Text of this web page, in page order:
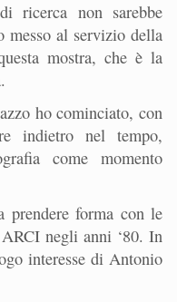
ricerca non sarebbe
messo al servizio della
mostra, che è la
ho cominciato, con
indietro nel tempo,
come momento
prendere forma con le
negli anni ‘80. In
interesse di Antonio